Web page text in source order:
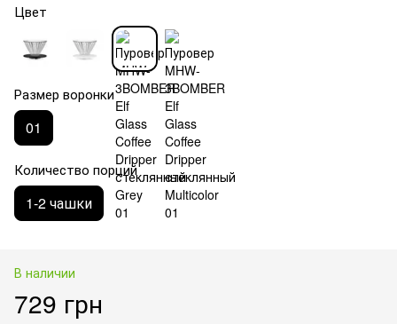
Цвет
Размер воронки
01
Количество порций
1-2 чашки
В наличии
729 грн